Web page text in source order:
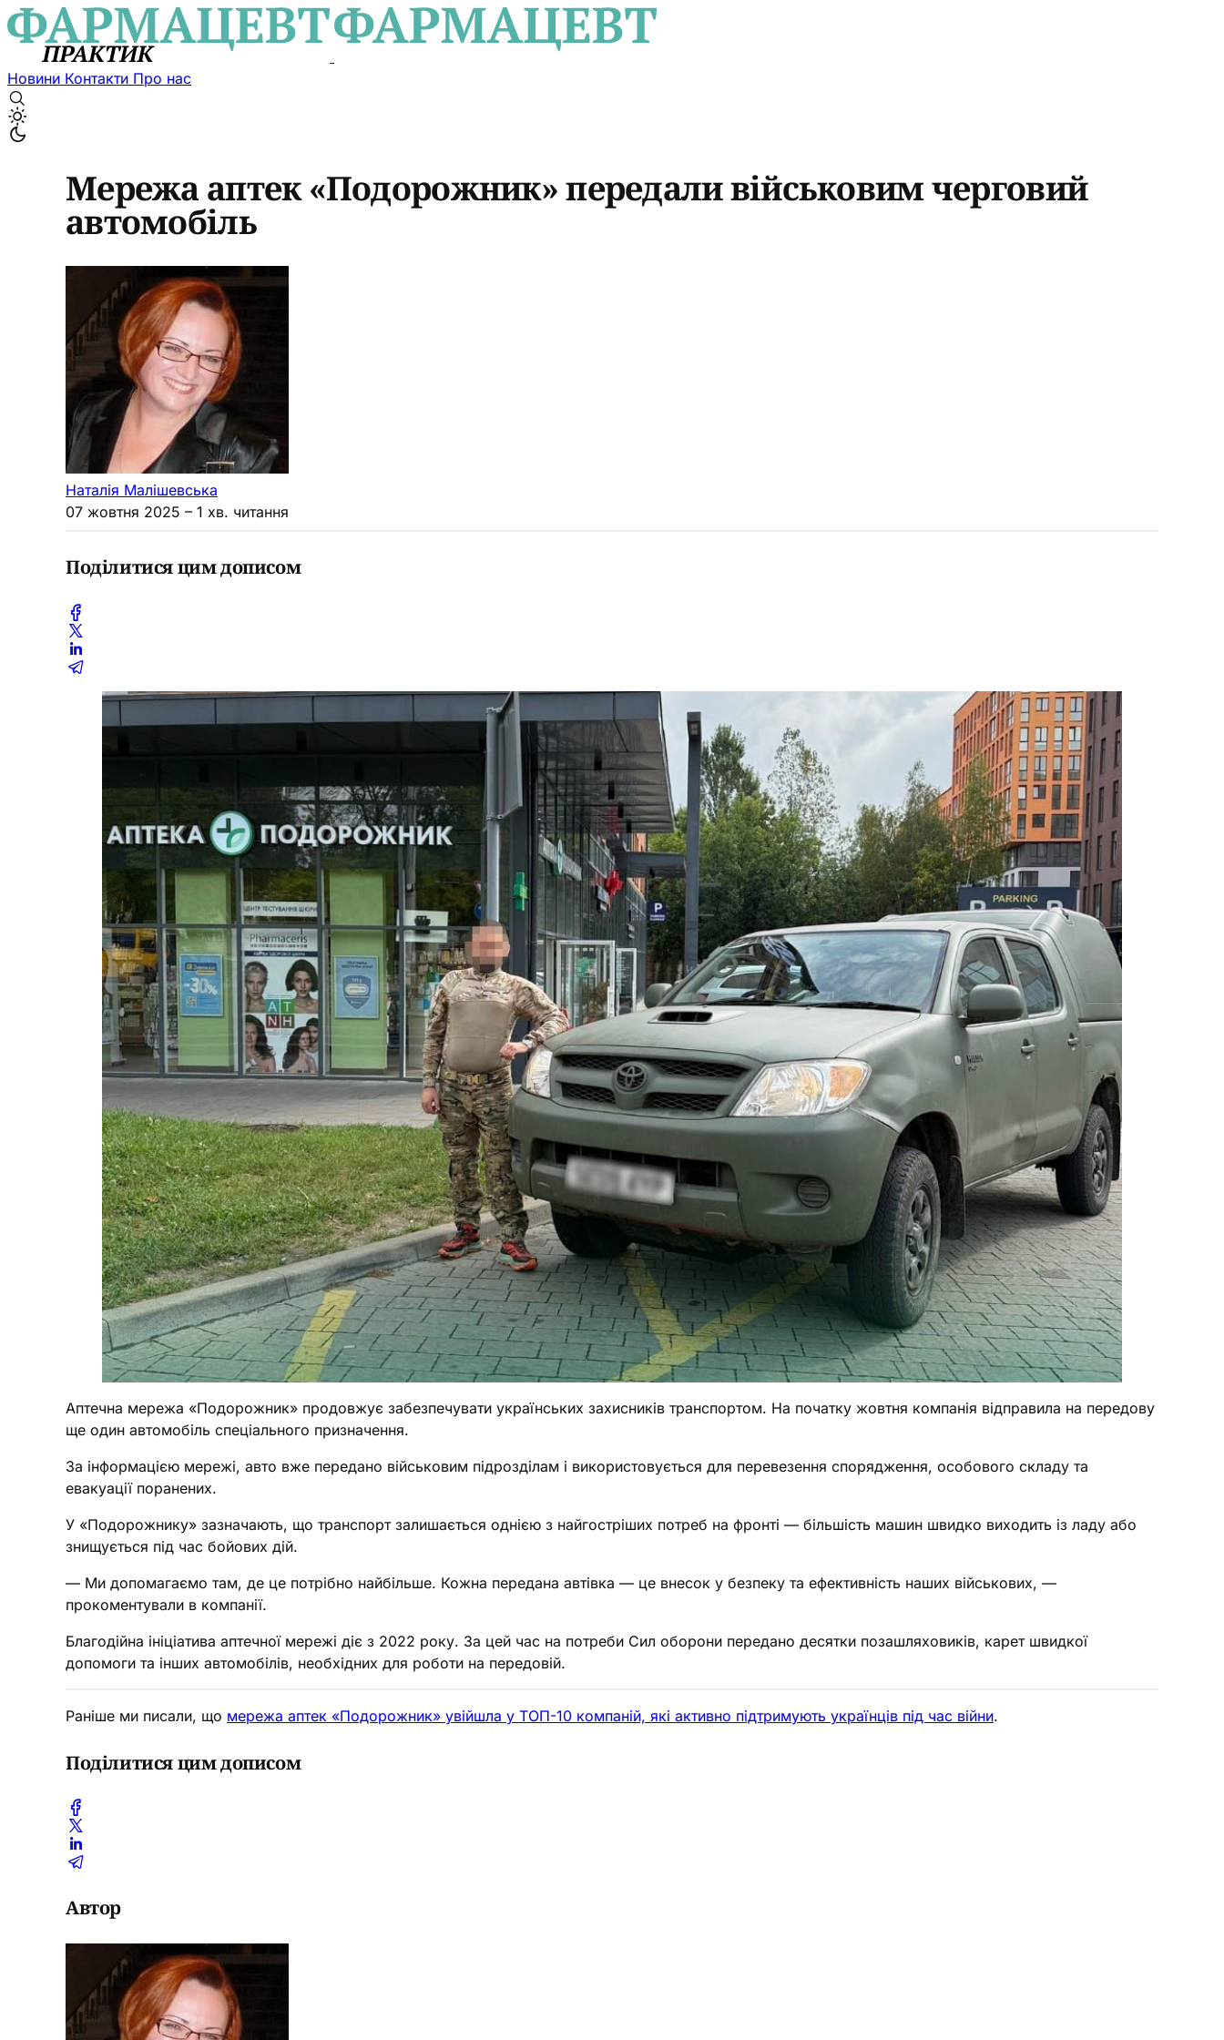
Новини Контакти Про нас
Мережа аптек «Подорожник» передали військовим черговий
автомобіль
Наталія Малішевська
07 жовтня 2025 – 1 хв. читання
Поділитися цим дописом
Аптечна мережа «Подорожник» продовжує забезпечувати українських захисників транспортом. На початку жовтня компанія відправила на передову
ще один автомобіль спеціального призначення.
За інформацією мережі, авто вже передано військовим підрозділам і використовується для перевезення спорядження, особового складу та
евакуації поранених.
У «Подорожнику» зазначають, що транспорт залишається однією з найгостріших потреб на фронті — більшість машин швидко виходить із ладу або
знищується під час бойових дій.
— Ми допомагаємо там, де це потрібно найбільше. Кожна передана автівка — це внесок у безпеку та ефективність наших військових, —
прокоментували в компанії.
Благодійна ініціатива аптечної мережі діє з 2022 року. За цей час на потреби Сил оборони передано десятки позашляховиків, карет швидкої
допомоги та інших автомобілів, необхідних для роботи на передовій.
Раніше ми писали, що мережа аптек «Подорожник» увійшла у ТОП-10 компаній, які активно підтримують українців під час війни.
Поділитися цим дописом
Автор